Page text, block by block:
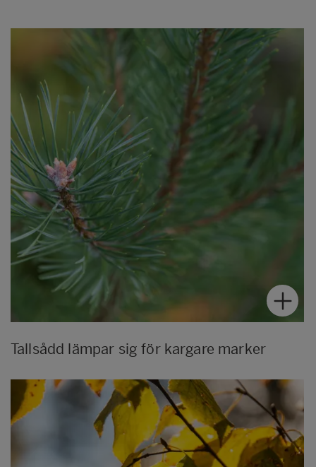
Tallsådd lämpar sig för kargare marker